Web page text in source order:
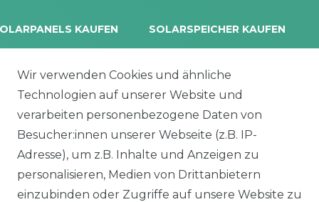
KAUFEN
Solar Module
SOLARSPEICHER KAUFEN
10 kWh Batteriespeicher
Solplanet Batteriespeicher
Growatt Speicher
Trina Solar Speicher
ZUBEHÖR
Unterkonstruktion
Wir verwenden Cookies und ähnliche
Technologien auf unserer Website und
verarbeiten personenbezogene Daten von
Besucher:innen unserer Webseite (z.B. IP-
Adresse), um z.B. Inhalte und Anzeigen zu
personalisieren, Medien von Drittanbietern
einzubinden oder Zugriffe auf unsere Website zu